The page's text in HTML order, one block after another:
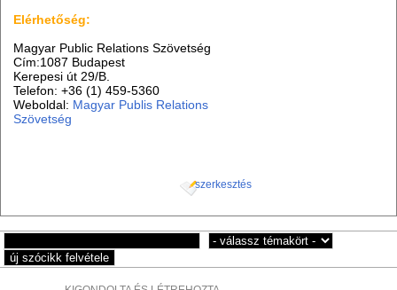
Elérhetőség:
Magyar Public Relations Szövetség
Cím:1087 Budapest
Kerepesi út 29/B.
Telefon: +36 (1) 459-5360
Weboldal: Magyar Publis Relations
Szövetség
szerkesztés